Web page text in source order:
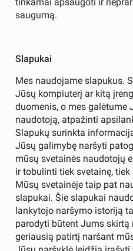
saugumą.
Slapukai
Mes naudojame slapukus.
Jūsų kompiuterį ar kitą
duomenis, o mes galėtume
naudotoją, atpažinti
Slapukų surinkta
Jūsų galimybę naršyti
mūsų svetainės naudotojų
ir tobulinti tiek svetainę,
Mūsų svetainėje taip pat
slapukai. Šie slapukai
lankytojo naršymo istoriją
parodyti būtent Jums skirtą
geriausią patirtį naršant